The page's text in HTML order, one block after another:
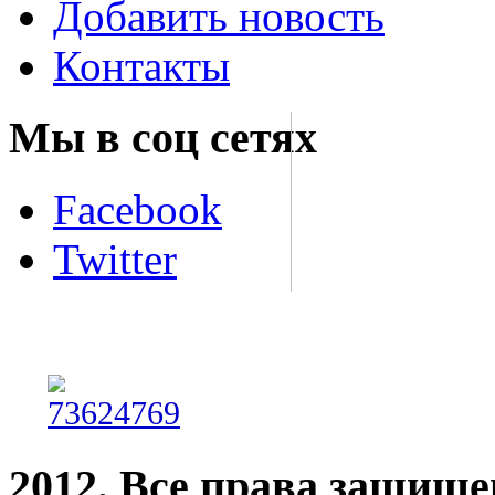
Добавить новость
Контакты
Мы в соц сетях
Facebook
Twitter